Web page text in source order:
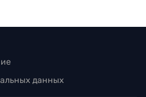
данных